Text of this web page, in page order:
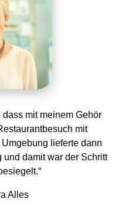
dass mit meinem Gehör
mit
lieferte dann
damit war der Schritt
Alles